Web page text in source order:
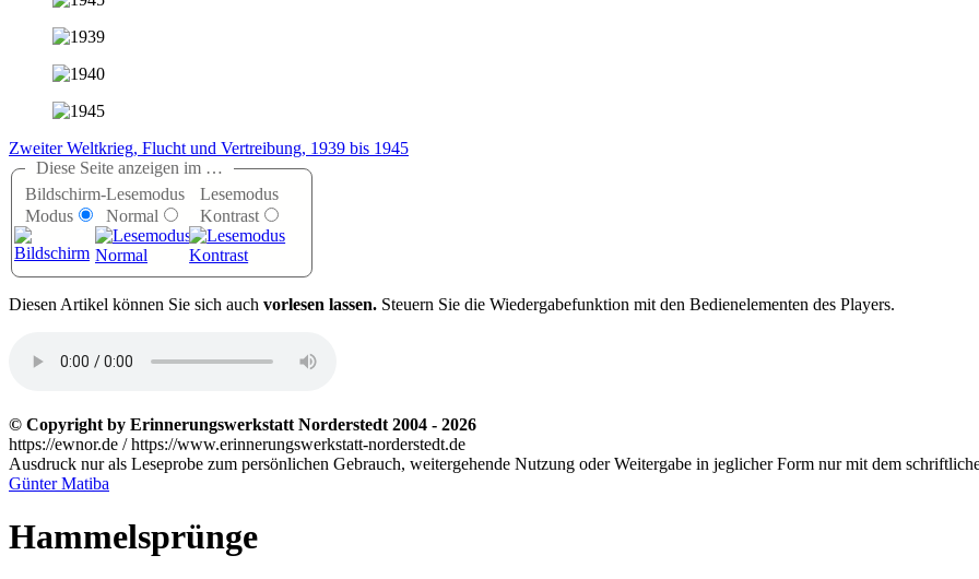
Zweiter Weltkrieg, Flucht und Vertreibung, 1939 bis 1945
Diese Seite anzeigen im …
Bildschirm-
Modus
Lesemodus
Normal
Lesemodus
Kontrast
Diesen Artikel können Sie sich auch vorlesen lassen. Steuern Sie die Wiedergabefunktion mit den Bedienelementen des Players.
© Copyright by Erinnerungswerkstatt Norderstedt 2004 - 2026
https://ewnor.de / https://www.erinnerungswerkstatt-norderstedt.de
Ausdruck nur als Leseprobe zum persönlichen Gebrauch, weitergehende Nutzung oder Weitergabe in jeglicher Form nur mit dem
Günter Matiba
Hammelsprünge